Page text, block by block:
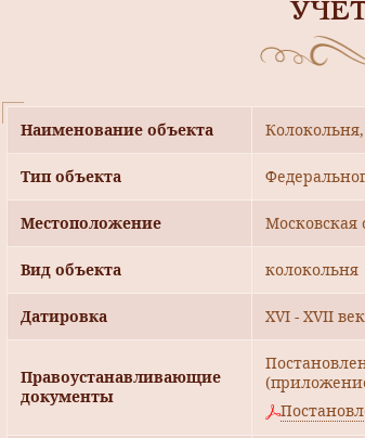
Наименование объекта
Тип объекта
Местоположение Московская
Вид объекта колокольня
Датировка XVI - XVII век
Правоустанавливающие
документы